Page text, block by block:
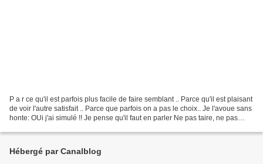
P a r ce qu'il est parfois plus facile de faire semblant .. Parce qu'il est plaisant
de voir l'autre satisfait .. Parce que parfois on a pas le choix.. Je l'avoue sans
honte: OUi j'ai simulé !! Je pense qu'il faut en parler Ne pas taire, ne pas
Hébergé par Canalblog